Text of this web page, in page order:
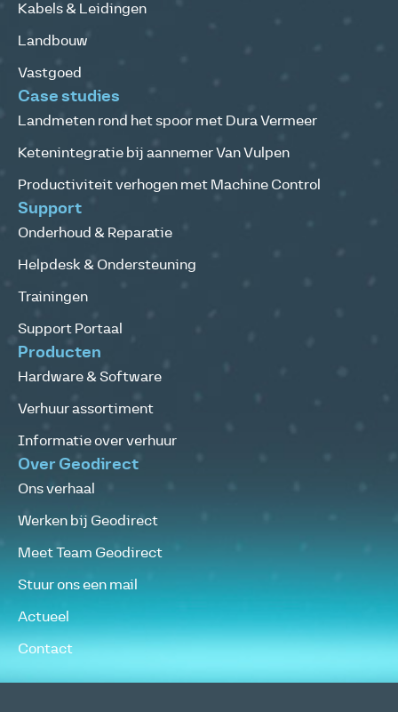
Kabels & Leidingen
Landbouw
Vastgoed
Case studies
Landmeten rond het spoor met Dura Vermeer
Ketenintegratie bij aannemer Van Vulpen
Productiviteit verhogen met Machine Control
Support
Onderhoud & Reparatie
Helpdesk & Ondersteuning
Trainingen
Support Portaal
Producten
Hardware & Software
Verhuur assortiment
Informatie over verhuur
Over Geodirect
Ons verhaal
Werken bij Geodirect
Meet Team Geodirect
Stuur ons een mail
Actueel
Contact